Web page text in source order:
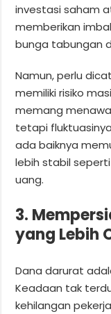
investasi saham
memberikan
bunga tabungan
Namun, perlu
memiliki risiko
memang
tetapi
ada baiknya
lebih stabil
uang.
3.
yang Lebih
Dana darurat
Keadaan tak
kehilangan